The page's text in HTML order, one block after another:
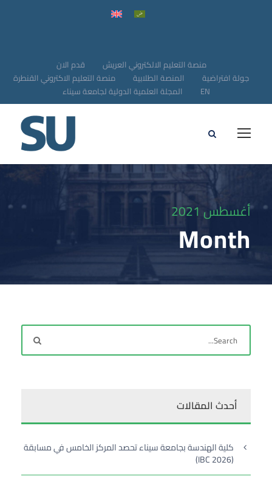
قدم الان
منصة التعليم الالكتروني العريش
منصة التعليم الاكتروني القنطرة
المنصة الطلابية
جولة افتراضية
المجلة العلمية الدولية لجامعة سيناء
EN
أغسطس 2021
Month
أحدث المقالات
كلية الهندسة بجامعة سيناء تحصد المركز الخامس في مسابقة
(IBC 2026)